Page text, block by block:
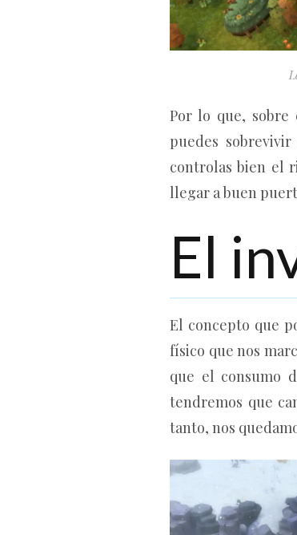
Por lo que, sobre
puedes
controlas bien el
llegar a buen
El
El concepto que
físico que nos
que el consumo
tendremos que
tanto, nos